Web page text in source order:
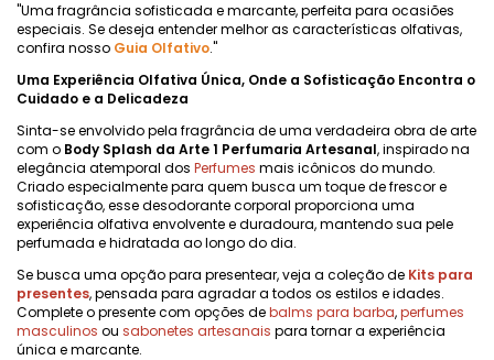
"Uma fragrância sofisticada e marcante, perfeita para ocasiões
especiais. Se deseja entender melhor as características olfativas,
confira nosso Guia Olfativo."
Uma Experiência Olfativa Única, Onde a Sofisticação Encontra o
Cuidado e a Delicadeza
Sinta-se envolvido pela fragrância de uma verdadeira obra de arte
com o Body Splash da Arte 1 Perfumaria Artesanal, inspirado na
elegância atemporal dos Perfumes mais icônicos do mundo.
Criado especialmente para quem busca um toque de frescor e
sofisticação, esse desodorante corporal proporciona uma
experiência olfativa envolvente e duradoura, mantendo sua pele
perfumada e hidratada ao longo do dia.
Se busca uma opção para presentear, veja a coleção de Kits para
presentes, pensada para agradar a todos os estilos e idades.
Complete o presente com opções debalms para barba,perfumes
masculinos ou sabonetes artesanais para tornar a experiência
única e marcante.